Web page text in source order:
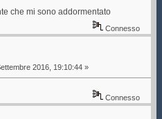
che mi sono addormentato
Connesso
2016, 19:10:44 »
Connesso